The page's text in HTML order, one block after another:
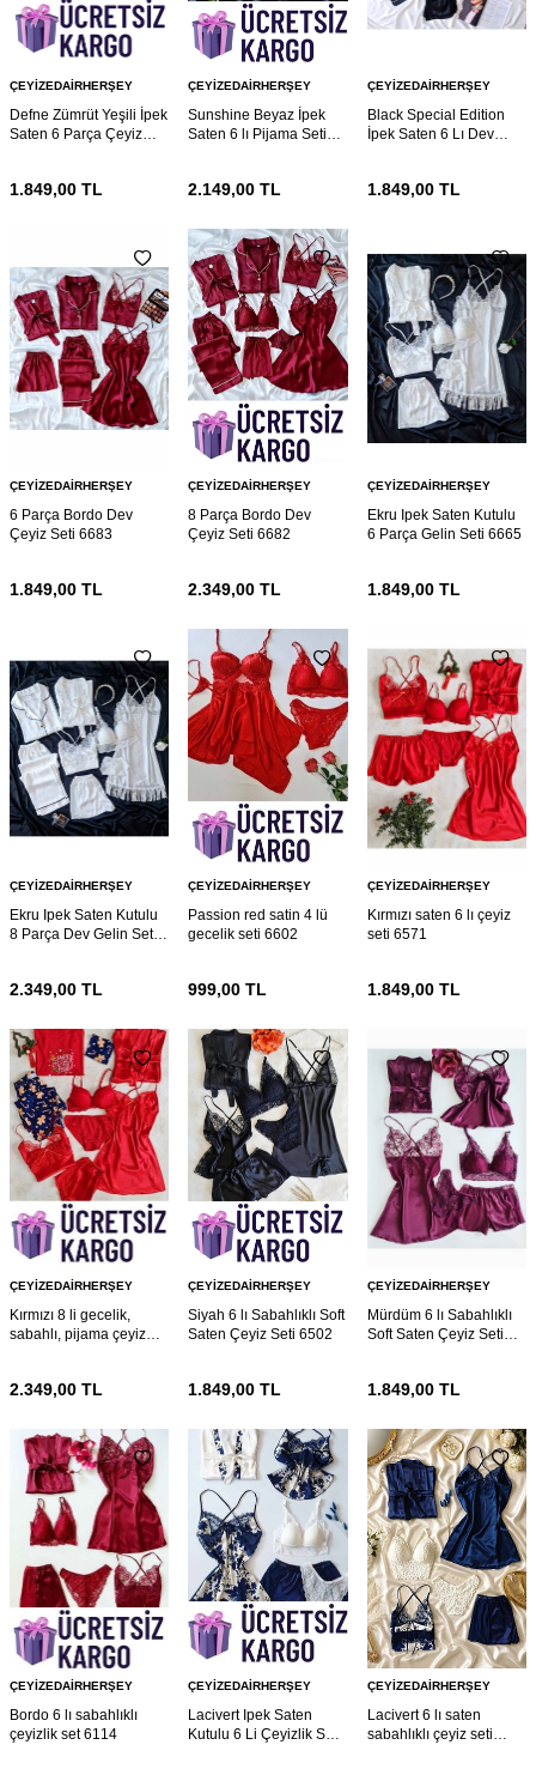
ÇEYIZEDAIRHERŞEY
Defne Zümrüt Yeşili İpek
Saten 6 Parça Çeyiz
1.849,00 TL
ÇEYIZEDAIRHERŞEY
Sunshine Beyaz İpek
Saten 6 lı Pijama Seti
2.149,00 TL
ÇEYIZEDAIRHERŞEY
Black Special Edition
İpek Saten 6 Lı Dev
1.849,00TL
ÇEYIZEDAIRHERŞEY
6 Parça Bordo Dev
Çeyiz Seti 6683
1.849,00 TL
ÇEYIZEDAIRHERŞEY
8 Parça Bordo Dev
Çeyiz Seti 6682
2.349,00 TL
ÇEYIZEDAIRHERŞEY
Ekru Ipek Saten Kutulu
6 Parça Gelin Seti 6665
1.849,00TL
ÇEYIZEDAIRHERŞEY
Ekru Ipek Saten Kutulu
8 Parça Dev Gelin Seti
2.349,00 TL
ÇEYIZEDAIRHERŞEY
Passion red satin 4 lü
gecelik seti 6602
999,00 TL
ÇEYIZEDAIRHERŞEY
Kırmızı saten 6 lı çeyiz
seti 6571
1.849,00TL
ÇEYIZEDAIRHERŞEY
Kırmızı 8 li gecelik,
sabahlı, pijama çeyiz
2.349,00 TL
ÇEYIZEDAIRHERŞEY
Siyah 6 lı Sabahlıklı Soft
Saten Çeyiz Seti 6502
1.849,00 TL
ÇEYIZEDAIRHERŞEY
Mürdüm 6 lı Sabahlıklı
Soft Saten Çeyiz Seti
1.849,00TL
ÇEYIZEDAIRHERŞEY
Bordo 6 lı sabahlıklı
çeyizlik set 6114
ÇEYIZEDAIRHERŞEY
Lacivert Ipek Saten
Kutulu 6 Li Çeyizlik Set
ÇEYIZEDAIRHERŞEY
Lacivert 6 lı saten
sabahlıklı çeyiz seti